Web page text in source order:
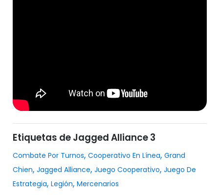
Etiquetas de Jagged Alliance 3
Combate Por Turnos, Cooperativo En Línea, Grand
Chien, Jagged Alliance, Juego Cooperativo, Juego De
Estrategia, Legión, Mercenarios